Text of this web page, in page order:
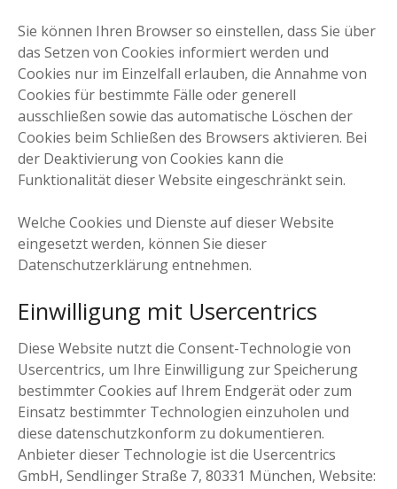
Sie können Ihren Browser so einstellen, dass Sie über
das Setzen von Cookies informiert werden und
Cookies nur im Einzelfall erlauben, die Annahme von
Cookies für bestimmte Fälle oder generell
ausschließen sowie das automatische Löschen der
Cookies beim Schließen des Browsers aktivieren. Bei
der Deaktivierung von Cookies kann die
Funktionalität dieser Website eingeschränkt sein.
Welche Cookies und Dienste auf dieser Website
eingesetzt werden, können Sie dieser
Datenschutzerklärung entnehmen.
Einwilligung mit Usercentrics
Diese Website nutzt die Consent-Technologie von
Usercentrics, um Ihre Einwilligung zur Speicherung
bestimmter Cookies auf Ihrem Endgerät oder zum
Einsatz bestimmter Technologien einzuholen und
diese datenschutzkonform zu dokumentieren.
Anbieter dieser Technologie ist die Usercentrics
GmbH, Sendlinger Straße 7, 80331 München, Website: